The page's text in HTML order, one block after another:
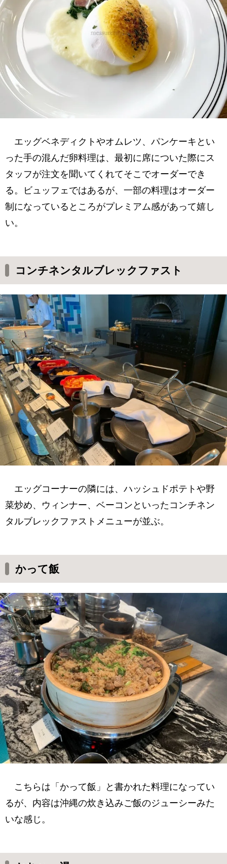
エッグベネディクトやオムレツ、パンケーキとい
った手の混んだ卵料理は、最初に席についた際にス
タッフが注文を聞いてくれてそこでオーダーでき
る。ビュッフェではあるが、一部の料理はオーダー
制になっているところがプレミアム感があって嬉し
い。
コンチネンタルブレックファスト
エッグコーナーの隣には、ハッシュドポテトや野
菜炒め、ウィンナー、ベーコンといったコンチネン
タルブレックファストメニューが並ぶ。
かって飯
こちらは「かって飯」と書かれた料理になってい
るが、内容は沖縄の炊き込みご飯のジューシーみた
いな感じ。